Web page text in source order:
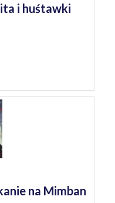
i huśtawki
na Mimban